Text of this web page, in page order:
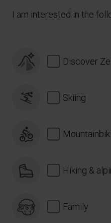
I am interested in the
Discover
Skiing
Hiking &
Family